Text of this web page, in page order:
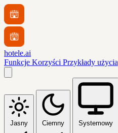
hotele.ai
Funkcje Korzyści Przykłady użycia
Jasny Ciemny Systemowy